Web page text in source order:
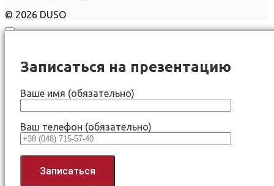
© 2026 DUSO
Записаться на презентацию
Ваше имя (обязательно)
Ваш телефон (обязательно)